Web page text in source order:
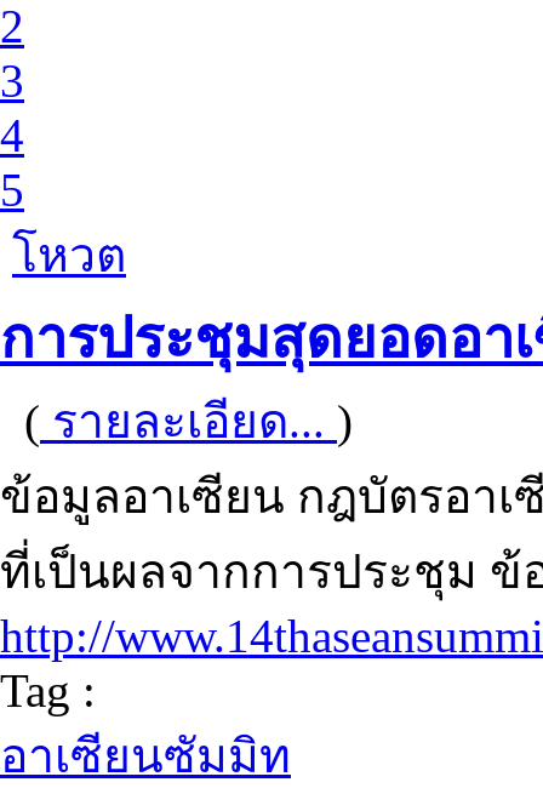
2
3
4
5
โหวต
การประชุมสุดยอดอา
( รายละเอียด... )
ข้อมูลอาเซียน กฎบัตรอาเ
ที่เป็นผลจากการประชุม
http://
Tag :
อาเซียนซัมมิท